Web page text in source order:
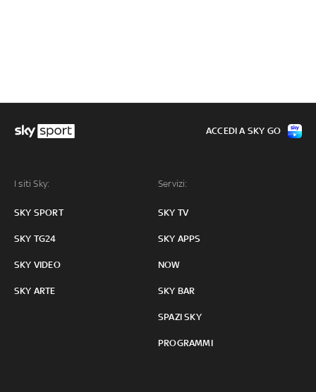
I siti Sky:
SKY SPORT
SKY TG24
SKY VIDEO
SKY ARTE
Servizi:
SKY TV
SKY APPS
NOW
SKY BAR
SPAZI SKY
PROGRAMMI
ACCEDI A SKY GO